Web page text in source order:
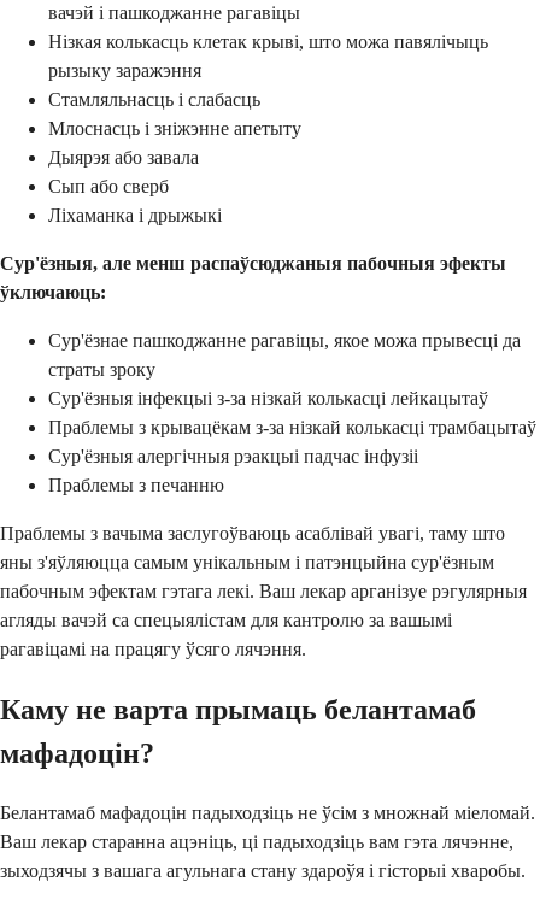
вачэй і пашкоджанне рагавіцы
Нізкая колькасць клетак крыві, што можа павялічыць
рызыку заражэння
Стамляльнасць і слабасць
Млоснасць і зніжэнне апетыту
Дыярэя або завала
Сып або сверб
Ліхаманка і дрыжыкі
Сур'ёзныя, але менш распаўсюджаныя пабочныя эфекты
ўключаюць:
Сур'ёзнае пашкоджанне рагавіцы, якое можа прывесці да
страты зроку
Сур'ёзныя інфекцыі з-за нізкай колькасці лейкацытаў
Праблемы з крывацёкам з-за нізкай колькасці трамбацытаў
Сур'ёзныя алергічныя рэакцыі падчас інфузіі
Праблемы з печанню
Праблемы з вачыма заслугоўваюць асаблівай увагі, таму што
яны з'яўляюцца самым унікальным і патэнцыйна сур'ёзным
пабочным эфектам гэтага лекі. Ваш лекар арганізуе рэгулярныя
агляды вачэй са спецыялістам для кантролю за вашымі
рагавіцамі на працягу ўсяго лячэння.
Каму не варта прымаць белантамаб
мафадоцін?
Белантамаб мафадоцін падыходзіць не ўсім з множнай міеломай.
Ваш лекар старанна ацэніць, ці падыходзіць вам гэта лячэнне,
зыходзячы з вашага агульнага стану здароўя і гісторыі хваробы.